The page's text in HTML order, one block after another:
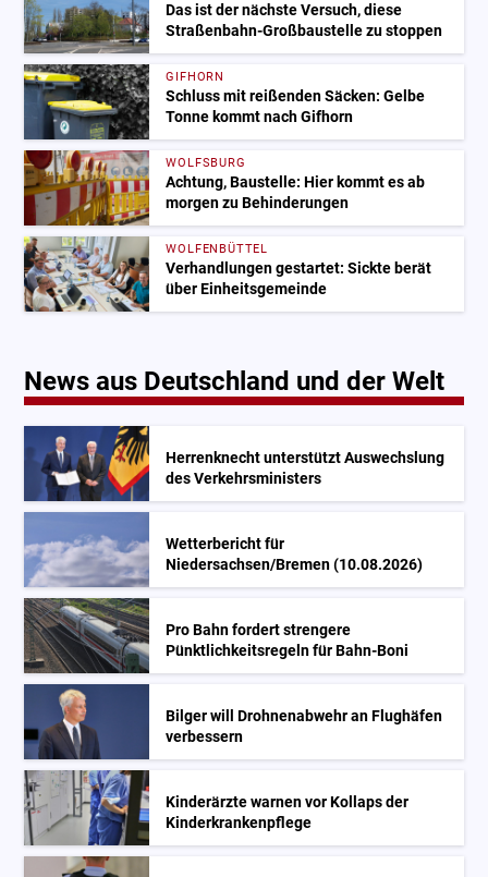
Das ist der nächste Versuch, diese
Straßenbahn-Großbaustelle zu stoppen
GIFHORN
Schluss mit reißenden Säcken: Gelbe
Tonne kommt nach Gifhorn
WOLFSBURG
Achtung, Baustelle: Hier kommt es ab
morgen zu Behinderungen
WOLFENBÜTTEL
Verhandlungen gestartet: Sickte berät
über Einheitsgemeinde
News aus Deutschland und der Welt
Herrenknecht unterstützt Auswechslung
des Verkehrsministers
Wetterbericht für
Niedersachsen/Bremen (10.08.2026)
Pro Bahn fordert strengere
Pünktlichkeitsregeln für Bahn-Boni
Bilger will Drohnenabwehr an Flughäfen
verbessern
Kinderärzte warnen vor Kollaps der
Kinderkrankenpflege